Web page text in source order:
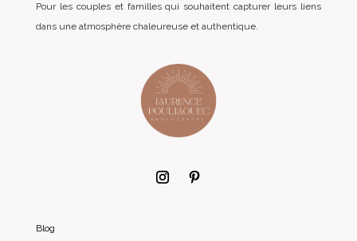
Pour les couples et familles qui souhaitent capturer leurs liens
dans une atmosphère chaleureuse et authentique.
Blog